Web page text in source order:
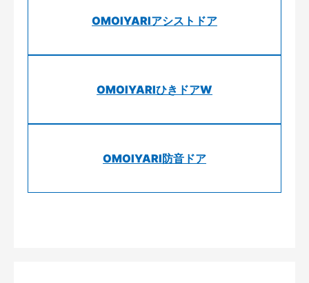
OMOIYARIアシストドア
OMOIYARIひきドアW
OMOIYARI防音ドア